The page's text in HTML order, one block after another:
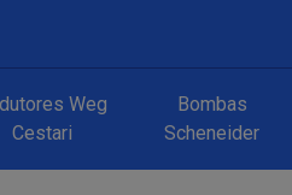
Weg
Cestari
Bombas
Scheneider